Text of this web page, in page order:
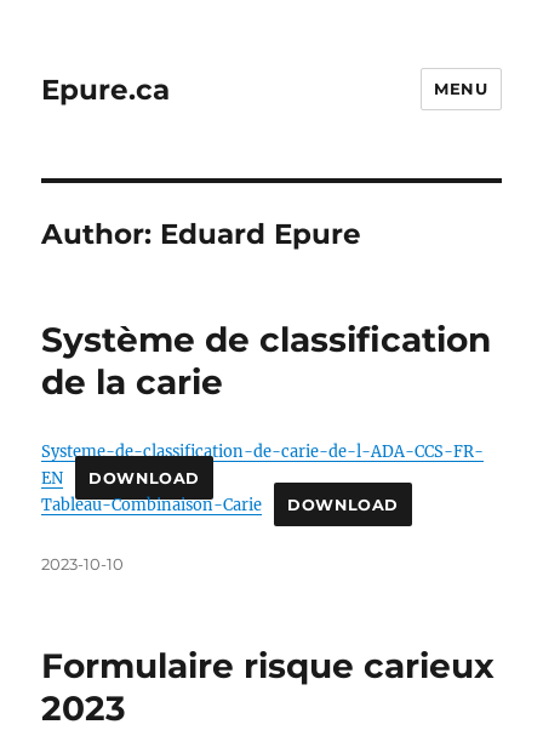
Epure.ca MENU
Author: Eduard Epure
Système de classification
de la carie
Systeme-de-classification-de-carie-de-l-ADA-CCS-FR-
EN
DOWNLOAD
Tableau-Combinaison-Carie DOWNLOAD
Posted
2023-10-10
Formulaire risque carieux
2023